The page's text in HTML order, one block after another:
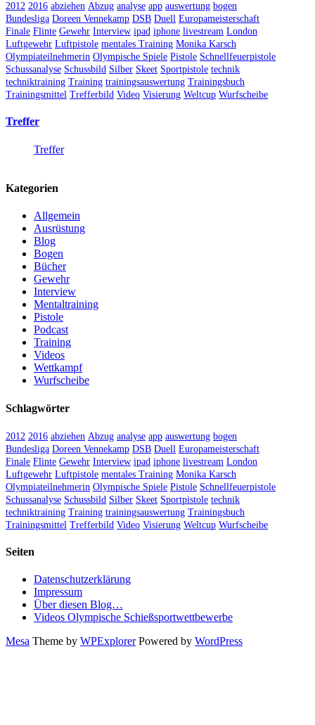
2012 2016 abziehen Abzug analyse app auswertung bogen
Bundesliga Doreen Vennekamp DSB Duell Europameisterschaft
Finale Flinte Gewehr Interview ipad iphone livestream London
Luftgewehr Luftpistole mentales Training Monika Karsch
Olympiateilnehmerin Olympische Spiele Pistole Schnellfeuerpistole
Schussanalyse Schussbild Silber Skeet Sportpistole technik
techniktraining Training trainingsauswertung Trainingsbuch
Trainingsmittel Trefferbild Video Visierung Weltcup Wurfscheibe
Treffer
Treffer
Kategorien
Allgemein
Ausrüstung
Blog
Bogen
Bücher
Gewehr
Interview
Mentaltraining
Pistole
Podcast
Training
Videos
Wettkampf
Wurfscheibe
Schlagwörter
2012 2016 abziehen Abzug analyse app auswertung bogen
Bundesliga Doreen Vennekamp DSB Duell Europameisterschaft
Finale Flinte Gewehr Interview ipad iphone livestream London
Luftgewehr Luftpistole mentales Training Monika Karsch
Olympiateilnehmerin Olympische Spiele Pistole Schnellfeuerpistole
Schussanalyse Schussbild Silber Skeet Sportpistole technik
techniktraining Training trainingsauswertung Trainingsbuch
Trainingsmittel Trefferbild Video Visierung Weltcup Wurfscheibe
Seiten
Datenschutzerklärung
Impressum
Über diesen Blog…
Videos Olympische Schießsportwettbewerbe
Mesa Theme by WPExplorerPowered by WordPress